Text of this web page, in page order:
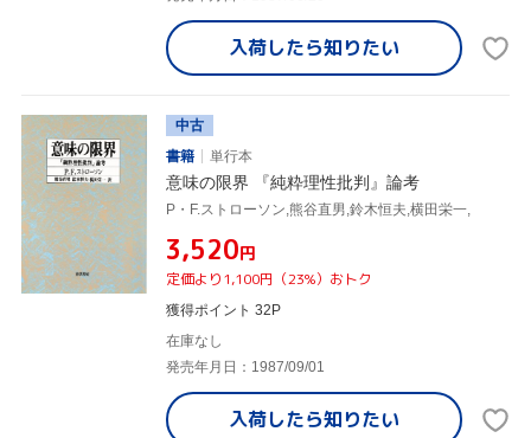
入荷したら知りたい
中古
書籍
単行本
意味の限界 『純粋理性批判』論考
P・F.ストローソン,熊谷直男,鈴木恒夫,横田栄一,
¥3,520円
定価より1,100円（23%）おトク
獲得ポイント 32P
在庫なし
発売年月日：1987/09/01
入荷したら知りたい